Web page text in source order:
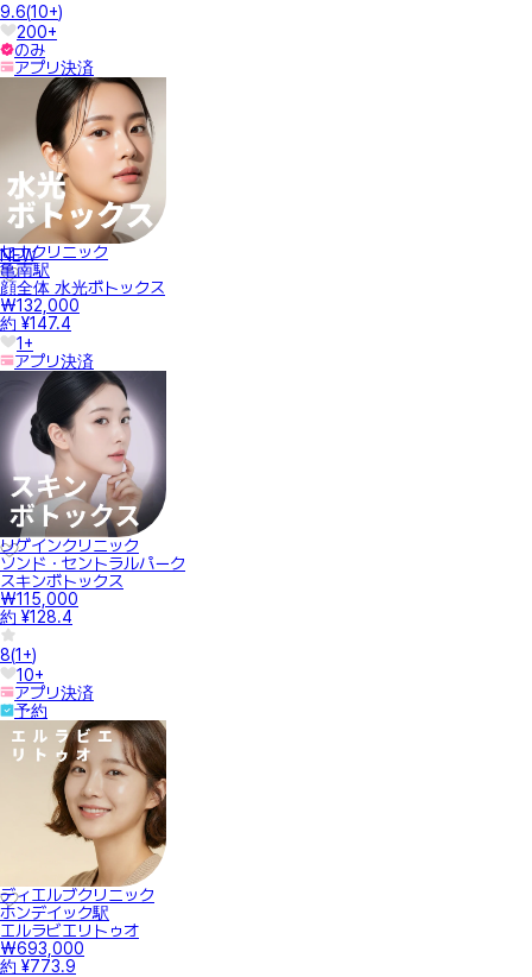
9.6(10+)
200+
のみ
アプリ決済
NEW
セナクリニック
亀南駅
顔全体 水光ボトックス
₩132,000
約 ¥147.4
1+
アプリ決済
リゲインクリニック
ソンド・セントラルパーク
スキンボトックス
₩115,000
約 ¥128.4
8(1+)
10+
アプリ決済
予約
ディエルブクリニック
ホンデイック駅
エルラビエリトゥオ
₩693,000
約 ¥773.9